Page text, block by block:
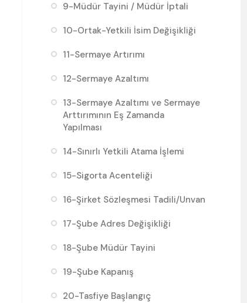
9-Müdür Tayini / Müdür İptali
10-Ortak-Yetkili İsim Değişikliği
11-Sermaye Artırımı
12-Sermaye Azaltımı
13-Sermaye Azaltımı ve Sermaye
Arttırımının Eş Zamanda
Yapılması
14-Sınırlı Yetkili Atama İşlemi
15-Sigorta Acenteliği
16-Şirket Sözleşmesi Tadili/Unvan
17-Şube Adres Değişikliği
18-Şube Müdür Tayini
19-Şube Kapanış
20-Tasfiye Başlangıç